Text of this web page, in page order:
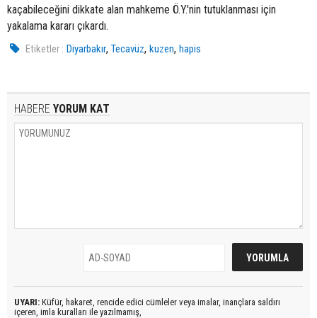
kaçabileceğini dikkate alan mahkeme Ö.Y.'nin tutuklanması için
yakalama kararı çıkardı.
Etiketler : Diyarbakır,Tecavüz,kuzen,hapis
HABERE YORUM KAT
UYARI: Küfür, hakaret, rencide edici cümleler veya imalar, inançlara saldırı
içeren, imla kuralları ile yazılmamış,